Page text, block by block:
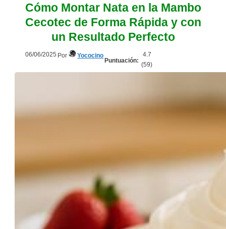
Cómo Montar Nata en la Mambo
Cecotec de Forma Rápida y con
un Resultado Perfecto
06/06/2025 Por Yococino
Puntuación:
4.7
(59)